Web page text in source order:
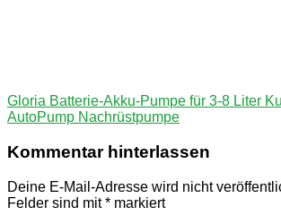
Beitragsnavigation
Vorheriger
Beitrag:
Gloria Batterie-Akku-Pumpe für 3-8 Liter
AutoPump Nachrüstpumpe
Kommentar hinterlassen
Deine E-Mail-Adresse wird nicht
Felder sind mit* markiert